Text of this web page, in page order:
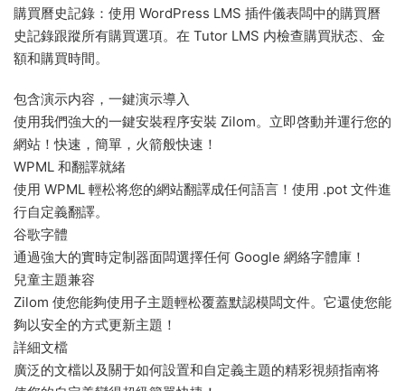
購買曆史記錄：使用 WordPress LMS 插件儀表闆中的購買曆
史記錄跟蹤所有購買選項。在 Tutor LMS 内檢查購買狀态、金
額和購買時間。
包含演示内容，一鍵演示導入
使用我們強大的一鍵安裝程序安裝 Zilom。立即啓動并運行您的
網站！快速，簡單，火箭般快速！
WPML 和翻譯就緒
使用 WPML 輕松将您的網站翻譯成任何語言！使用 .pot 文件進
行自定義翻譯。
谷歌字體
通過強大的實時定制器面闆選擇任何 Google 網絡字體庫！
兒童主題兼容
Zilom 使您能夠使用子主題輕松覆蓋默認模闆文件。它還使您能
夠以安全的方式更新主題！
詳細文檔
廣泛的文檔以及關于如何設置和自定義主題的精彩視頻指南将